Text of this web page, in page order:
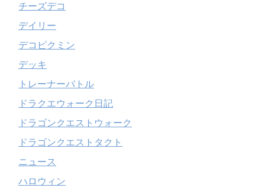
チーズデコ
デイリー
デコピクミン
デッキ
トレーナーバトル
ドラクエウォーク日記
ドラゴンクエストウォーク
ドラゴンクエストタクト
ニュース
ハロウィン